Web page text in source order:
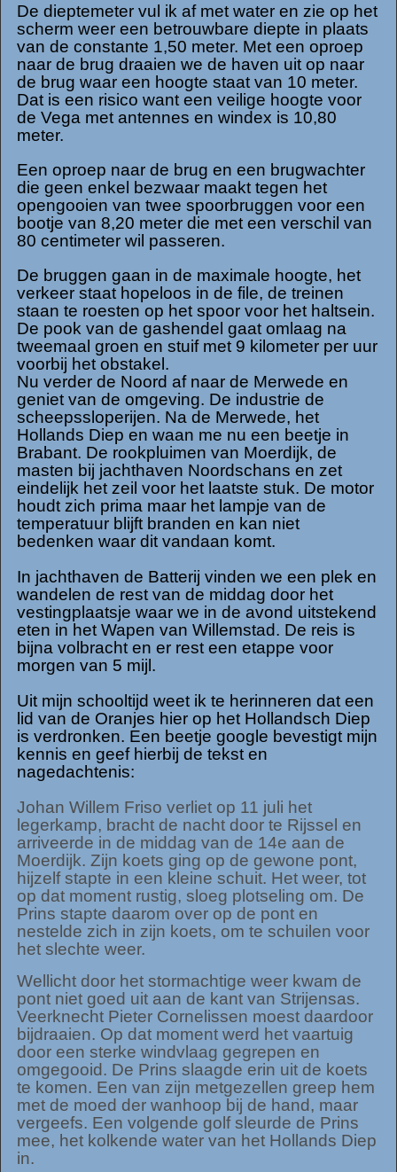
De dieptemeter vul ik af met water en zie op het
scherm weer een betrouwbare diepte in plaats
van de constante 1,50 meter. Met een oproep
naar de brug draaien we de haven uit op naar
de brug waar een hoogte staat van 10 meter.
Dat is een risico want een veilige hoogte voor
de Vega met antennes en windex is 10,80
meter.
Een oproep naar de brug en een brugwachter
die geen enkel bezwaar maakt tegen het
opengooien van twee spoorbruggen voor een
bootje van 8,20 meter die met een verschil van
80 centimeter wil passeren.
De bruggen gaan in de maximale hoogte, het
verkeer staat hopeloos in de file, de treinen
staan te roesten op het spoor voor het haltsein.
De pook van de gashendel gaat omlaag na
tweemaal groen en stuif met 9 kilometer per uur
voorbij het obstakel.
Nu verder de Noord af naar de Merwede en
geniet van de omgeving. De industrie de
scheepssloperijen. Na de Merwede, het
Hollands Diep en waan me nu een beetje in
Brabant. De rookpluimen van Moerdijk, de
masten bij jachthaven Noordschans en zet
eindelijk het zeil voor het laatste stuk. De motor
houdt zich prima maar het lampje van de
temperatuur blijft branden en kan niet
bedenken waar dit vandaan komt.
In jachthaven de Batterij vinden we een plek en
wandelen de rest van de middag door het
vestingplaatsje waar we in de avond uitstekend
eten in het Wapen van Willemstad. De reis is
bijna volbracht en er rest een etappe voor
morgen van 5 mijl.
Uit mijn schooltijd weet ik te herinneren dat een
lid van de Oranjes hier op het Hollandsch Diep
is verdronken. Een beetje google bevestigt mijn
kennis en geef hierbij de tekst en
nagedachtenis:
Johan Willem Friso verliet op 11 juli het
legerkamp, bracht de nacht door te Rijssel en
arriveerde in de middag van de 14e aan de
Moerdijk. Zijn koets ging op de gewone pont,
hijzelf stapte in een kleine schuit. Het weer, tot
op dat moment rustig, sloeg plotseling om. De
Prins stapte daarom over op de pont en
nestelde zich in zijn koets, om te schuilen voor
het slechte weer.
Wellicht door het stormachtige weer kwam de
pont niet goed uit aan de kant van Strijensas.
Veerknecht Pieter Cornelissen moest daardoor
bijdraaien. Op dat moment werd het vaartuig
door een sterke windvlaag gegrepen en
omgegooid. De Prins slaagde erin uit de koets
te komen. Een van zijn metgezellen greep hem
met de moed der wanhoop bij de hand, maar
vergeefs. Een volgende golf sleurde de Prins
mee, het kolkende water van het Hollands Diep
in.